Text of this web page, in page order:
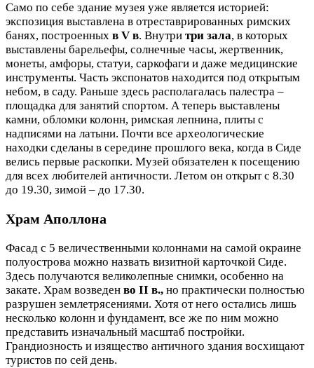
Само по себе здание музея уже является историей:
экспозиция выставлена в отреставрированных римских
банях, построенных в V в. Внутри три зала, в которых
выставлены барельефы, солнечные часы, жертвенник,
монеты, амфоры, статуи, саркофаги и даже медицинские
инструменты. Часть экспонатов находится под открытым
небом, в саду. Раньше здесь располагалась палестра –
площадка для занятий спортом. А теперь выставлены
камни, обломки колонн, римская лепнина, плиты с
надписями на латыни. Почти все археологические
находки сделаны в середине прошлого века, когда в Сиде
велись первые раскопки. Музей обязателен к посещению
для всех любителей античности. Летом он открыт с 8.30
до 19.30, зимой – до 17.30.
Храм Аполлона
Фасад с 5 величественными колоннами на самой окраине
полуострова можно назвать визитной карточкой Сиде.
Здесь получаются великолепные снимки, особенно на
закате. Храм возведен во II в., но практически полностью
разрушен землетрясениями. Хотя от него остались лишь
несколько колонн и фундамент, все же по ним можно
представить изначальный масштаб постройки.
Грандиозность и изящество античного здания восхищают
туристов по сей день.